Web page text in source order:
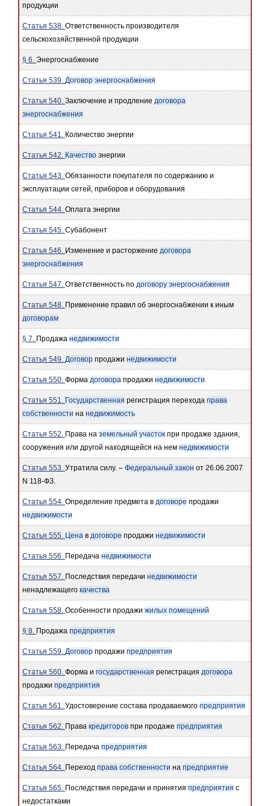
продукции
Статья 538. Ответственность производителя
сельскохозяйственной продукции
§ 6. Энергоснабжение
Статья 539. Договор энергоснабжения
Статья 540. Заключение и продление договора
энергоснабжения
Статья 541. Количество энергии
Статья 542. Качество энергии
Статья 543. Обязанности покупателя по содержанию и
эксплуатации сетей, приборов и оборудования
Статья 544. Оплата энергии
Статья 545. Субабонент
Статья 546. Изменение и расторжение договора
энергоснабжения
Статья 547. Ответственность по договору энергоснабжения
Статья 548. Применение правил об энергоснабжении к иным
договорам
§ 7. Продажа недвижимости
Статья 549. Договор продажи недвижимости
Статья 550. Форма договора продажи недвижимости
Статья 551. Государственная регистрация перехода права
собственности на недвижимость
Статья 552. Права на земельный участок при продаже здания,
сооружения или другой находящейся на нем недвижимости
Статья 553. Утратила силу. – Федеральный закон от 26.06.2007
N 118-ФЗ.
Статья 554. Определение предмета в договоре продажи
недвижимости
Статья 555. Цена в договоре продажи недвижимости
Статья 556. Передача недвижимости
Статья 557. Последствия передачи недвижимости
ненадлежащего качества
Статья 558. Особенности продажи жилых помещений
§ 8. Продажа предприятия
Статья 559. Договор продажи предприятия
Статья 560. Форма и государственная регистрация договора
продажи предприятия
Статья 561. Удостоверение состава продаваемого предприятия
Статья 562. Права кредиторов при продаже предприятия
Статья 563. Передача предприятия
Статья 564. Переход права собственности на предприятие
Статья 565. Последствия передачи и принятия предприятия с
недостатками